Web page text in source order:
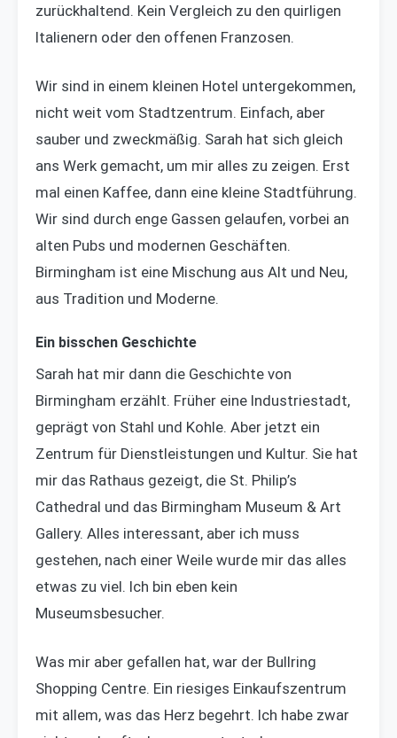
zurückhaltend. Kein Vergleich zu den quirligen
Italienern oder den offenen Franzosen.
Wir sind in einem kleinen Hotel untergekommen,
nicht weit vom Stadtzentrum. Einfach, aber
sauber und zweckmäßig. Sarah hat sich gleich
ans Werk gemacht, um mir alles zu zeigen. Erst
mal einen Kaffee, dann eine kleine Stadtführung.
Wir sind durch enge Gassen gelaufen, vorbei an
alten Pubs und modernen Geschäften.
Birmingham ist eine Mischung aus Alt und Neu,
aus Tradition und Moderne.
Ein bisschen Geschichte
Sarah hat mir dann die Geschichte von
Birmingham erzählt. Früher eine Industriestadt,
geprägt von Stahl und Kohle. Aber jetzt ein
Zentrum für Dienstleistungen und Kultur. Sie hat
mir das Rathaus gezeigt, die St. Philip’s
Cathedral und das Birmingham Museum & Art
Gallery. Alles interessant, aber ich muss
gestehen, nach einer Weile wurde mir das alles
etwas zu viel. Ich bin eben kein
Museumsbesucher.
Was mir aber gefallen hat, war der Bullring
Shopping Centre. Ein riesiges Einkaufszentrum
mit allem, was das Herz begehrt. Ich habe zwar